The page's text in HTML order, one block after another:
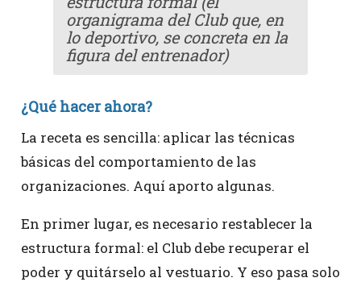
organigrama del Club que, en
lo deportivo, se concreta en la
figura del entrenador)
¿Qué hacer ahora?
La receta es sencilla: aplicar las técnicas
básicas del comportamiento de las
organizaciones. Aquí aporto algunas.
En primer lugar, es necesario restablecer la
estructura formal: el Club debe recuperar el
poder y quitárselo al vestuario. Y eso pasa solo